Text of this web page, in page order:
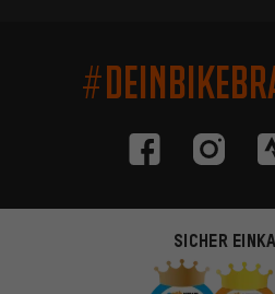
SICHER